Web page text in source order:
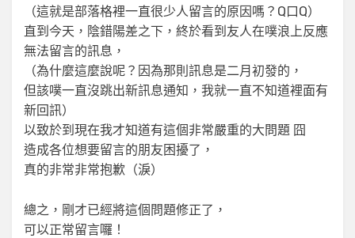
（這就是部落格裡一直很少人留言的原因嗎？Q口Q）
直到今天，陰錯陽差之下，終於看到友人在噗浪上反應
無法留言的訊息，
（為什麼這麼說呢？因為那則訊息是二月初發的，
但該噗一直沒跳出新訊息通知，我就一直不知道裡面有
新回訊）
以致於到現在我才知道有這個非常嚴重的大問題 囧
造成各位想要留言的朋友困擾了，
真的非常非常抱歉（淚）
總之，剛才已經將這個問題修正了，
可以正常留言囉！